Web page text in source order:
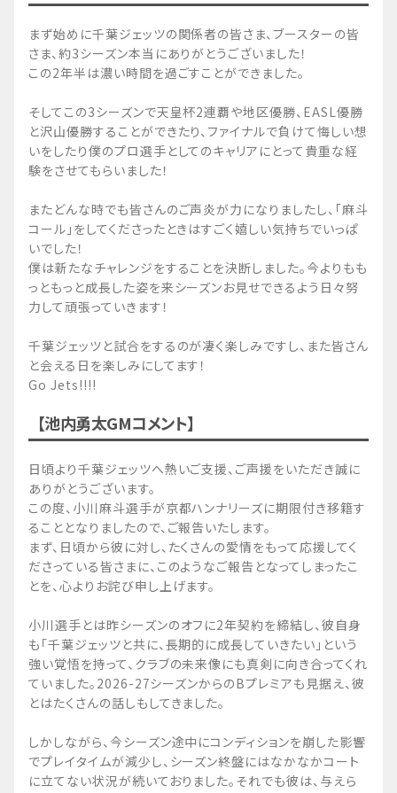
まず始めに千葉ジェッツの関係者の皆さま、ブースターの皆
さま、約3シーズン本当にありがとうございました！
この2年半は濃い時間を過ごすことができました。
そしてこの3シーズンで天皇杯2連覇や地区優勝、EASL優勝
と沢山優勝することができたり、ファイナルで負けて悔しい想
いをしたり僕のプロ選手としてのキャリアにとって貴重な経
験をさせてもらいました！
またどんな時でも皆さんのご声炎が力になりましたし、「麻斗
コール」をしてくださったときはすごく嬉しい気持ちでいっぱ
いでした！
僕は新たなチャレンジをすることを決断しました。今よりもも
っともっと成長した姿を来シーズンお見せできるよう日々努
力して頑張っていきます！
千葉ジェッツと試合をするのが凄く楽しみですし、また皆さん
と会える日を楽しみにしてます！
Go Jets!!!!
【池内勇太GMコメント】
日頃より千葉ジェッツへ熱いご支援、ご声援をいただき誠に
ありがとうございます。
この度、小川麻斗選手が京都ハンナリーズに期限付き移籍す
ることとなりましたので、ご報告いたします。
まず、日頃から彼に対し、たくさんの愛情をもって応援してく
ださっている皆さまに、このようなご報告となってしまったこ
とを、心よりお詫び申し上げます。
小川選手とは昨シーズンのオフに2年契約を締結し、彼自身
も「千葉ジェッツと共に、長期的に成長していきたい」という
強い覚悟を持って、クラブの未来像にも真剣に向き合ってくれ
ていました。2026-27シーズンからのBプレミアも見据え、彼
とはたくさんの話しもしてきました。
しかしながら、今シーズン途中にコンディションを崩した影響
でプレイタイムが減少し、シーズン終盤にはなかなかコート
に立てない状況が続いておりました。それでも彼は、与えら